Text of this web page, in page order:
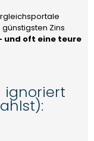
Zins
und oft eine teure
ignoriert